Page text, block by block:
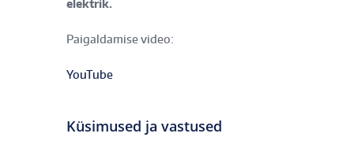
elektrik.
Paigaldamise video:
YouTube
Küsimused ja vastused